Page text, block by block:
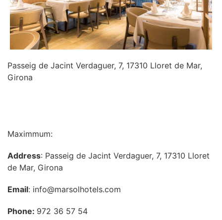
Passeig de Jacint Verdaguer, 7, 17310 Lloret de Mar,
Girona
Maximmum:
Address: Passeig de Jacint Verdaguer, 7, 17310 Lloret
de Mar, Girona
Email: info@marsolhotels.com
Phone: 972 36 57 54